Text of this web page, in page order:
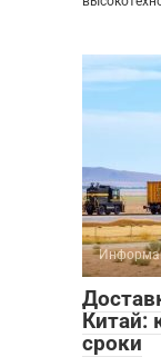
Китай:
сроки